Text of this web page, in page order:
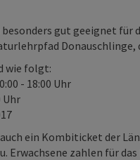
gut geeignet für
Donauschlinge,
wie folgt:
- 18:00 Uhr
Uhr
auch ein Kombiticket der
Erwachsene zahlen für